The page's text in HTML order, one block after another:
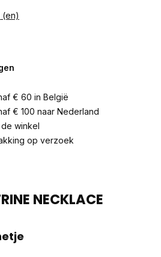
€ 60 in België
€ 100 naar Nederland
winkel
op verzoek
NECKLACE